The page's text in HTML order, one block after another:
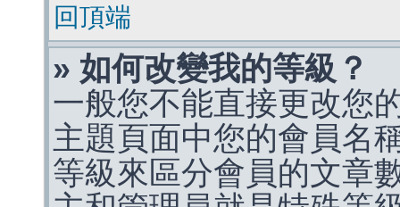
回頂端
» 如何改變我的等級？
一般您不能直接更改您
主題頁面中您的會員名
等級來區分會員的文章